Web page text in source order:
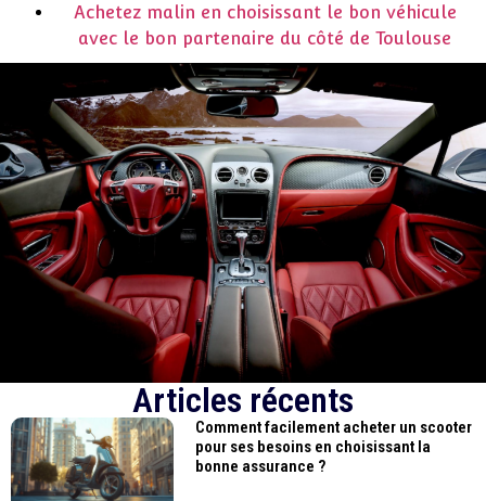
Achetez malin en choisissant le bon véhicule
avec le bon partenaire du côté de Toulouse
Articles récents
Comment facilement acheter un scooter
pour ses besoins en choisissant la
bonne assurance ?